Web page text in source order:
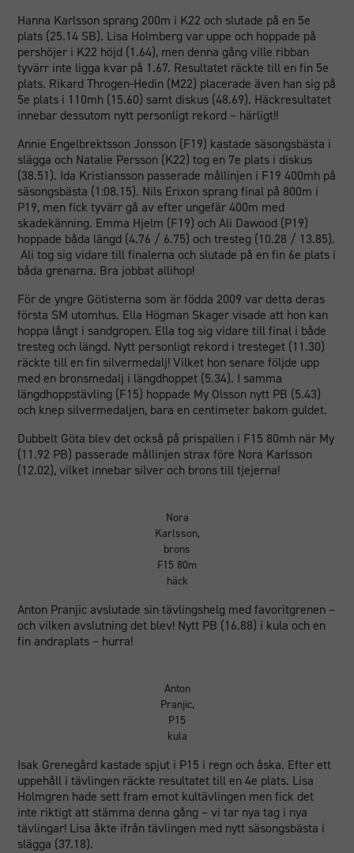
Hanna Karlsson sprang 200m i K22 och slutade på en 5e
plats (25.14 SB). Lisa Holmberg var uppe och hoppade på
pershöjer i K22 höjd (1.64), men denna gång ville ribban
tyvärr inte ligga kvar på 1.67. Resultatet räckte till en fin 5e
plats. Rikard Throgen-Hedin (M22) placerade även han sig på
5e plats i 110mh (15.60) samt diskus (48.69). Häckresultatet
innebar dessutom nytt personligt rekord – härligt!!
Annie Engelbrektsson Jonsson (F19) kastade säsongsbästa i
slägga och Natalie Persson (K22) tog en 7e plats i diskus
(38.51). Ida Kristiansson passerade mållinjen i F19 400mh på
säsongsbästa (1:08.15). Nils Erixon sprang final på 800m i
P19, men fick tyvärr gå av efter ungefär 400m med
skadekänning. Emma Hjelm (F19) och Ali Dawood (P19)
hoppade båda längd (4.76 / 6.75) och tresteg (10.28 / 13.85).
Ali tog sig vidare till finalerna och slutade på en fin 6e plats i
båda grenarna. Bra jobbat allihop!
För de yngre Götisterna som är födda 2009 var detta deras
första SM utomhus. Ella Högman Skager visade att hon kan
hoppa långt i sandgropen. Ella tog sig vidare till final i både
tresteg och längd. Nytt personligt rekord i tresteget (11.30)
räckte till en fin silvermedalj! Vilket hon senare följde upp
med en bronsmedalj i längdhoppet (5.34). I samma
längdhoppstävling (F15) hoppade My Olsson nytt PB (5.43)
och knep silvermedaljen, bara en centimeter bakom guldet.
Dubbelt Göta blev det också på prispallen i F15 80mh när My
(11.92 PB) passerade mållinjen strax före Nora Karlsson
(12.02), vilket innebar silver och brons till tjejerna!
Nora
Karlsson,
brons
F15 80m
häck
Anton Pranjic avslutade sin tävlingshelg med favoritgrenen –
och vilken avslutning det blev! Nytt PB (16.88) i kula och en
fin andraplats – hurra!
Anton
Pranjic,
P15
kula
Isak Grenegård kastade spjut i P15 i regn och åska. Efter ett
uppehåll i tävlingen räckte resultatet till en 4e plats. Lisa
Holmgren hade sett fram emot kultävlingen men fick det
inte riktigt att stämma denna gång – vi tar nya tag i nya
tävlingar! Lisa åkte ifrån tävlingen med nytt säsongsbästa i
slägga (37.18).